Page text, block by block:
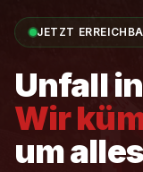
JETZT
Unfall in
Wir
um